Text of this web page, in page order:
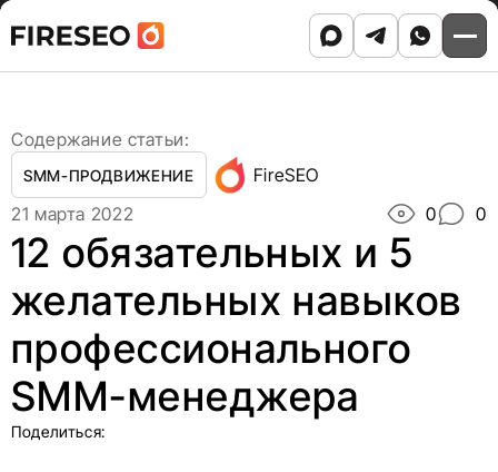
Skip
toСсылки
хлебных
Ссылки
хлебных
12 обязательных и 5 желательных навыков
профессионального SMM-менеджера
Содержание статьи:
SMM-ПРОДВИЖЕНИЕ
FireSEO
21 марта 2022
0 0
12 обязательных и 5
желательных навыков
профессионального
SMM-менеджера
Поделиться: